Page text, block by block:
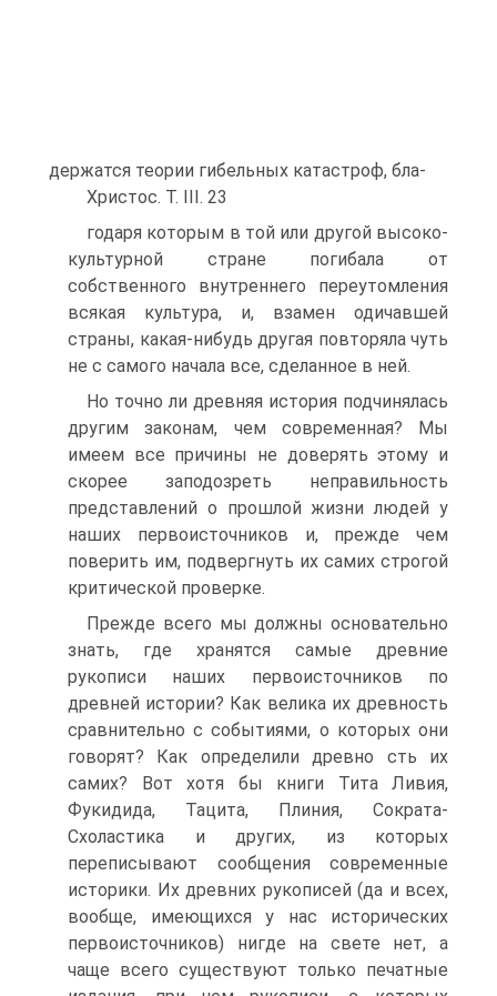
держатся теории гибельных катастроф, бла-
Христос. Т. III. 23
годаря которым в той или другой высоко-
культурной стране погибала от
собственного внутреннего переутомления
всякая культура, и, взамен одичавшей
страны, какая-нибудь другая повторяла чуть
не с самого начала все, сделанное в ней.
Но точно ли древняя история подчинялась
другим законам, чем современная? Мы
имеем все причины не доверять этому и
скорее заподозреть неправильность
представлений о прошлой жизни людей у
наших первоисточников и, прежде чем
поверить им, подвергнуть их самих строгой
критической проверке.
Прежде всего мы должны основательно
знать, где хранятся самые древние
рукописи наших первоисточников по
древней истории? Как велика их древность
сравнительно с событиями, о которых они
говорят? Как определили древно сть их
самих? Вот хотя бы книги Тита Ливия,
Фукидида, Тацита, Плиния, Сократа-
Схоластика и других, из которых
переписывают сообщения современные
историки. Их древних рукописей (да и всех,
вообще, имеющихся у нас исторических
первоисточников) нигде на свете нет, а
чаще всего существуют только печатные